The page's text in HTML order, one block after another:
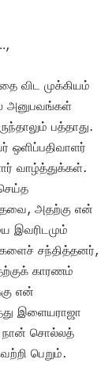
விட முக்கியம்
அனுபவங்கள்
பத்தாது.
ஒளிப்பதிவாளர்
வாழ்த்துக்கள்.
அதற்கு என்
இவரிடமும்
சந்தித்தனர்,
காரணம்
என்
இளையராஜா
நான் சொல்லத்
பெறும்.